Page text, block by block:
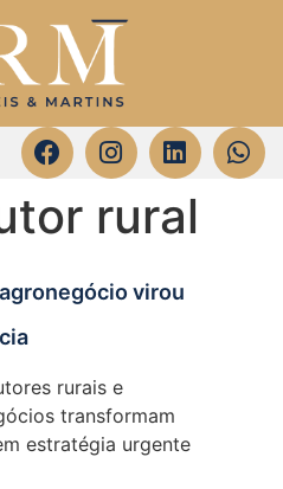
rural
virou
rurais e
transformam
estratégia urgente